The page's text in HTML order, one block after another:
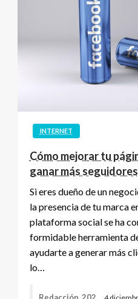
INTERNET
Cómo mejorar tu
ganar más seguidores
Si eres dueño de un
la presencia de tu marca
plataforma social se ha
formidable herramienta
ayudarte a generar más
lo…